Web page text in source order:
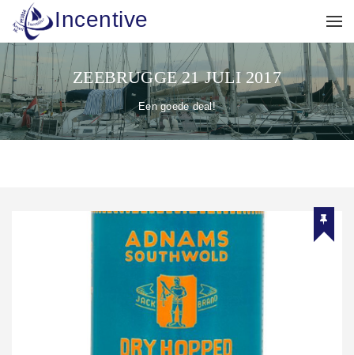
Incentive
ZEEBRUGGE 21 JULI 2017
Een goede deal!